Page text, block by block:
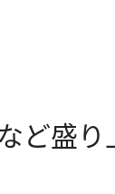
ど盛